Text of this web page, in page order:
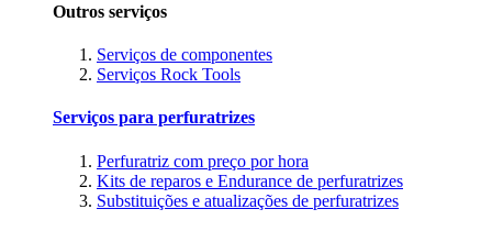
Outros serviços
Serviços de componentes
Serviços Rock Tools
Serviços para perfuratrizes
Perfuratriz com preço por hora
Kits de reparos e Endurance de perfuratrizes
Substituições e atualizações de perfuratrizes